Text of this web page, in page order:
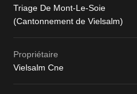
Triage De Mont-Le-Soie
(Cantonnement de Vielsalm)
Propriétaire
Vielsalm Cne